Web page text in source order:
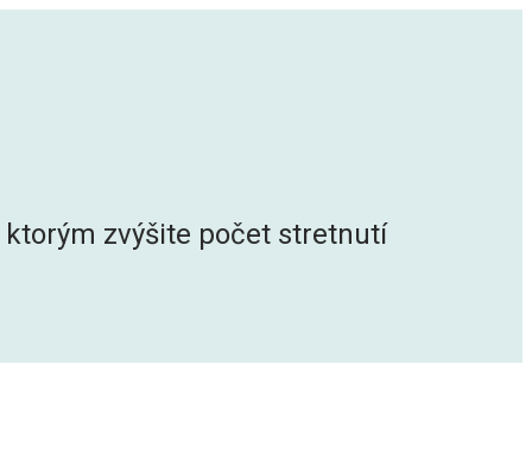
ktorým zvýšite počet stretnutí